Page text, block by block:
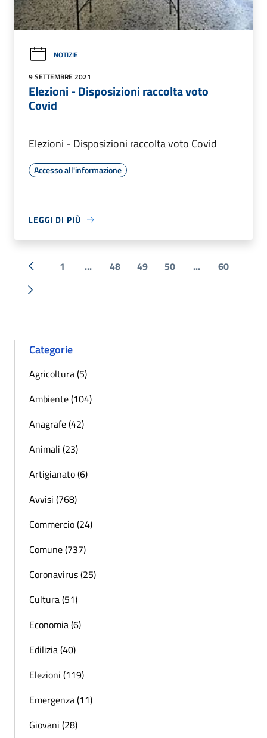
NOTIZIE
9 SETTEMBRE 2021
Elezioni - Disposizioni raccolta voto
Covid
Elezioni - Disposizioni raccolta voto Covid
Accesso all'informazione
LEGGI DI PIÙ
« Precedente
1 ... 48 49 50 ... 60
Successiva »
Categorie
Agricoltura (5)
Ambiente (104)
Anagrafe (42)
Animali (23)
Artigianato (6)
Avvisi (768)
Commercio (24)
Comune (737)
Coronavirus (25)
Cultura (51)
Economia (6)
Edilizia (40)
Elezioni (119)
Emergenza (11)
Giovani (28)